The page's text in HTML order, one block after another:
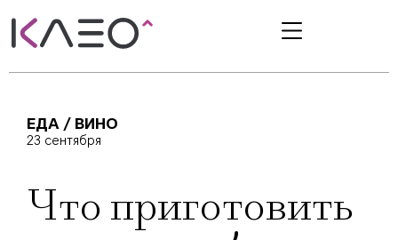
ЕДА / ВИНО
23 сентября
Что приготовить